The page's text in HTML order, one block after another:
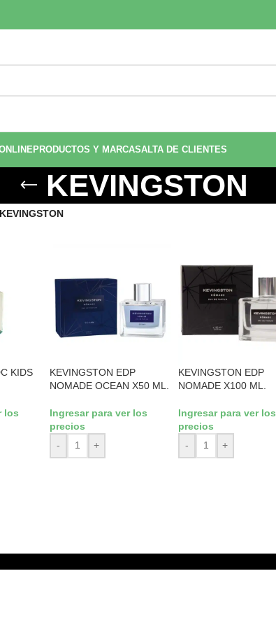
PRODUCTOS Y MARCASALTA DE CLIENTES
KEVINGSTON
KIDS
los
KEVINGSTON EDP
NOMADE OCEAN X50 ML.
Ingresar para ver los
precios
-
+
KEVINGSTON EDP
NOMADE X100 ML.
Ingresar para ver los
precios
-
+